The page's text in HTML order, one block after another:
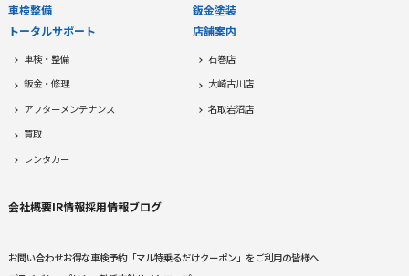
車検整備
鈑金塗装
トータルサポート
車検・整備
鈑金・修理
アフターメンテナンス
買取
レンタカー
店舗案内
石巻店
大崎古川店
名取岩沼店
会社概要IR情報採用情報ブログ
お問い合わせお得な車検予約「マル特乗るだけクーポン」をご利用の皆様へ